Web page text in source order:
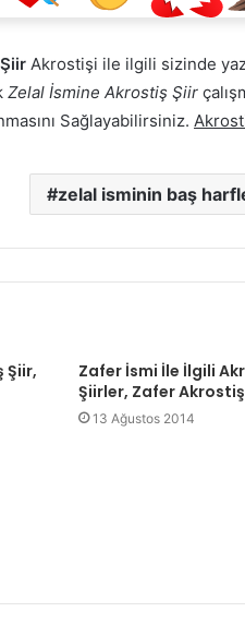
Akrostişi ile ilgili sizinde
Zelal İsmine Akrostiş Şiir
Sağlayabilirsiniz.
zelal isminin baş
Şiir,
Zafer İsmi İle İlgili
Şiirler, Zafer Akrostiş
13 Ağustos 2014